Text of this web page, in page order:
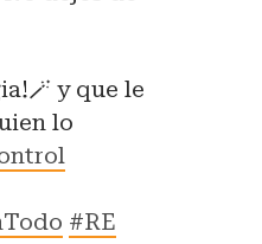
y que le
lo
#RE